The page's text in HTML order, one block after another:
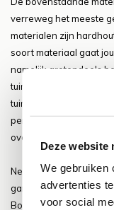
Deze website
We gebruiken
advertenties
voor social
verreweg het meeste
materialen zijn
soort materiaal gaat
namelijk grotendeels
tuinstoelen. De
tuinstoelen perfect in
perfect passen bij
overig tuinmeubilair.
Neem gerust een kijkje
garanderen je de
Bovendien leveren wij